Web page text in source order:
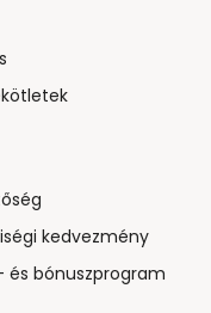
kedvezmény
és bónuszprogram